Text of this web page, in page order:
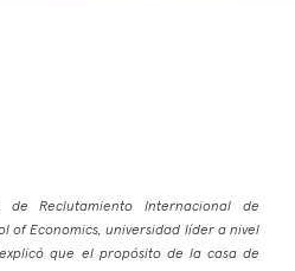
de Reclutamiento Internacional de
of Economics, universidad líder a nivel
que el propósito de la casa de